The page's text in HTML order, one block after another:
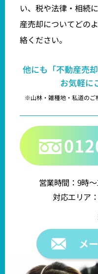
い、税や法律・相続
産売却についてどの
絡ください。
他にも「不動産売
お気軽に
※山林・雑種地・私道のご
営業時間：9時
対応エリア
メ